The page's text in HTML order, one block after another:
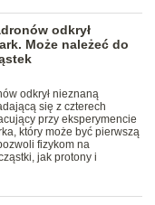
odkrył
Może należeć do
odkrył nieznaną
się z czterech
przy eksperymencie
który może być pierwszą
fizykom na
jak protony i